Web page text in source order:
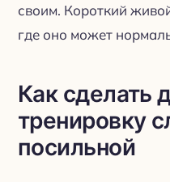
своим. Короткий
где оно может
Как сделать
тренировку
посильной